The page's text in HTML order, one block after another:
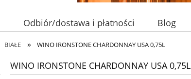
Odbiór/dostawa i płatności Blog
BIAŁE » WINO IRONSTONE CHARDONNAY USA 0,75L
WINO IRONSTONE CHARDONNAY USA 0,75L